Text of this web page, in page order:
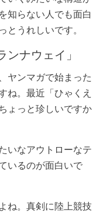
知らない人でも面白
とうれしいです。
ナウェイ」
ヤンマガで始まった
ね。最近「ひゃくえ
ょっと珍しいですか
いなアウトローなテ
いるのが面白いで
ね。真剣に陸上競技